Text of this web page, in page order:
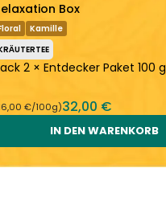
Box
Kamille
2 × Entdecker Paket 100 g
€/100g)32,00 €
IN DEN WARENKORB